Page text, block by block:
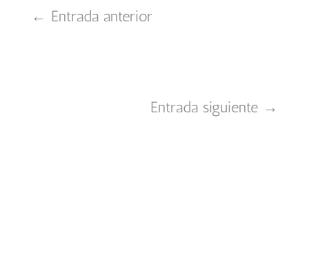
← Entrada anterior
Entrada siguiente →